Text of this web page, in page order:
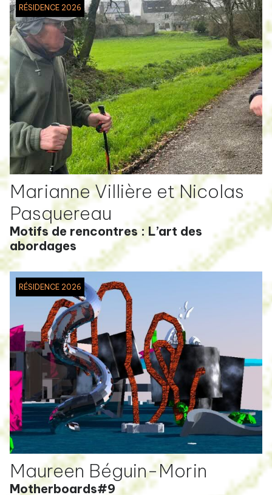
RÉSIDENCE 2026
Marianne Villière et Nicolas
Pasquereau
Motifs de rencontres : L’art des
abordages
RÉSIDENCE 2026
Maureen Béguin-Morin
Motherboards#9